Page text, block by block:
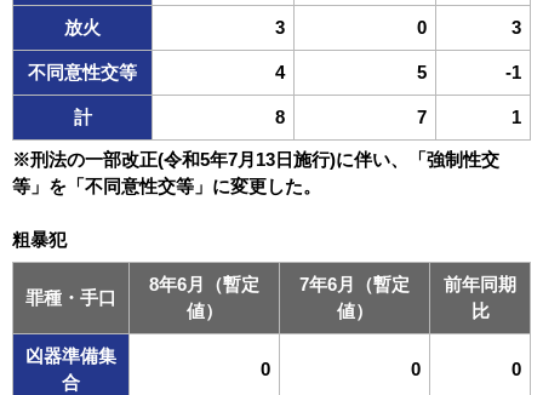
放火 3 0 3
不同意性交等 4 5 -1
計 8 7 1
※刑法の一部改正(令和5年7月13日施行)に伴い、「強制性交
等」を「不同意性交等」に変更した。
粗暴犯
罪種・手口
8年6月（暫定
値）
7年6月（暫定
値）
前年同期
比
凶器準備集
合
0 0 0